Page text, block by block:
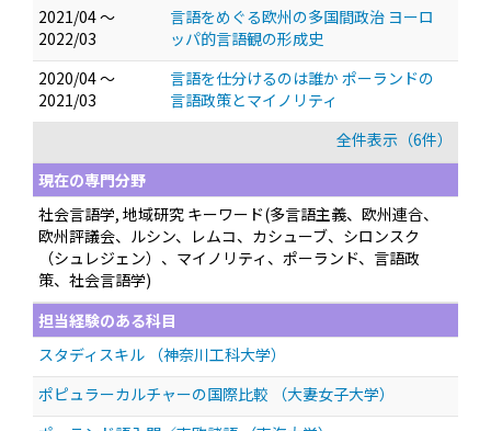
2021/04 ～
2022/03
言語をめぐる欧州の多国間政治 ヨーロ
ッパ的言語観の形成史
2020/04 ～
2021/03
言語を仕分けるのは誰か ポーランドの
言語政策とマイノリティ
全件表示（6件）
現在の専門分野
社会言語学, 地域研究 キーワード(多言語主義、欧州連合、
欧州評議会、ルシン、レムコ、カシューブ、シロンスク
（シュレジェン）、マイノリティ、ポーランド、言語政
策、社会言語学)
担当経験のある科目
スタディスキル （神奈川工科大学）
ポピュラーカルチャーの国際比較 （大妻女子大学）